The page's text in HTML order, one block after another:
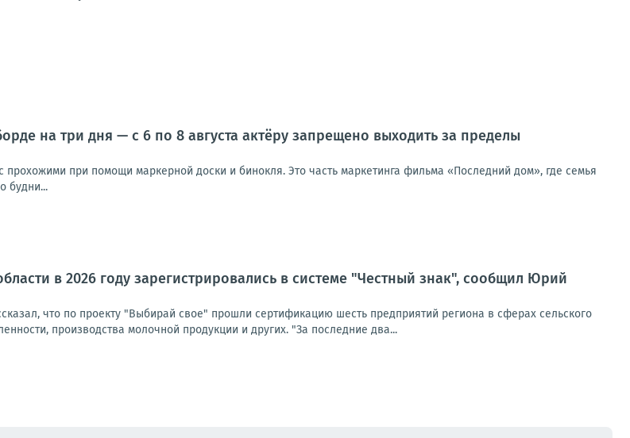
на три дня — с 6 по 8 августа актёру запрещено выходить за пределы
прохожими при помощи маркерной доски и бинокля. Это часть маркетинга фильма «Последний дом», где семья
будни...
в 2026 году зарегистрировались в системе "Честный знак", сообщил Юрий
что по проекту "Выбирай свое" прошли сертификацию шесть предприятий региона в сферах сельского
производства молочной продукции и других. "За последние два...